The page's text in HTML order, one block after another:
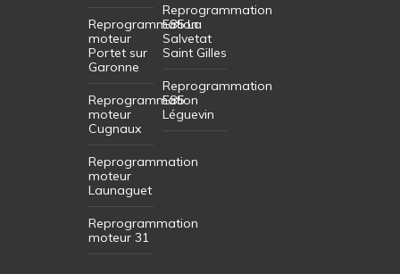
Reprogrammation
moteur
Portet sur
Garonne
Reprogrammation
moteur
Cugnaux
Reprogrammation
moteur
Launaguet
Reprogrammation
moteur 31
Reprogrammation
E85 La
Salvetat
Saint Gilles
Reprogrammation
E85
Léguevin